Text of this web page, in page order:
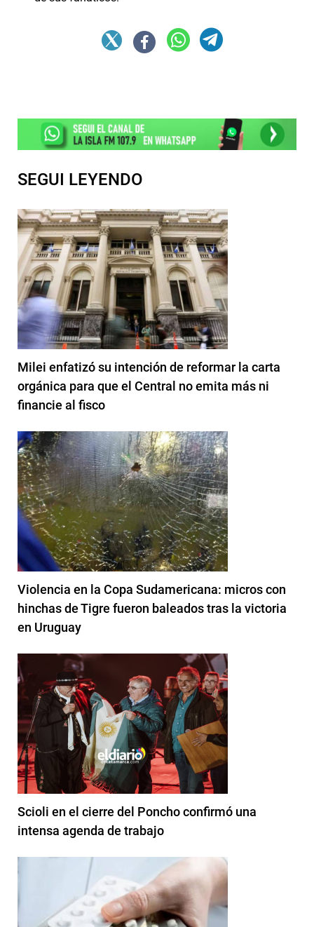
SEGUI LEYENDO
Milei enfatizó su intención de reformar la carta
orgánica para que el Central no emita más ni
financie al fisco
Violencia en la Copa Sudamericana: micros con
hinchas de Tigre fueron baleados tras la victoria
en Uruguay
Scioli en el cierre del Poncho confirmó una
intensa agenda de trabajo